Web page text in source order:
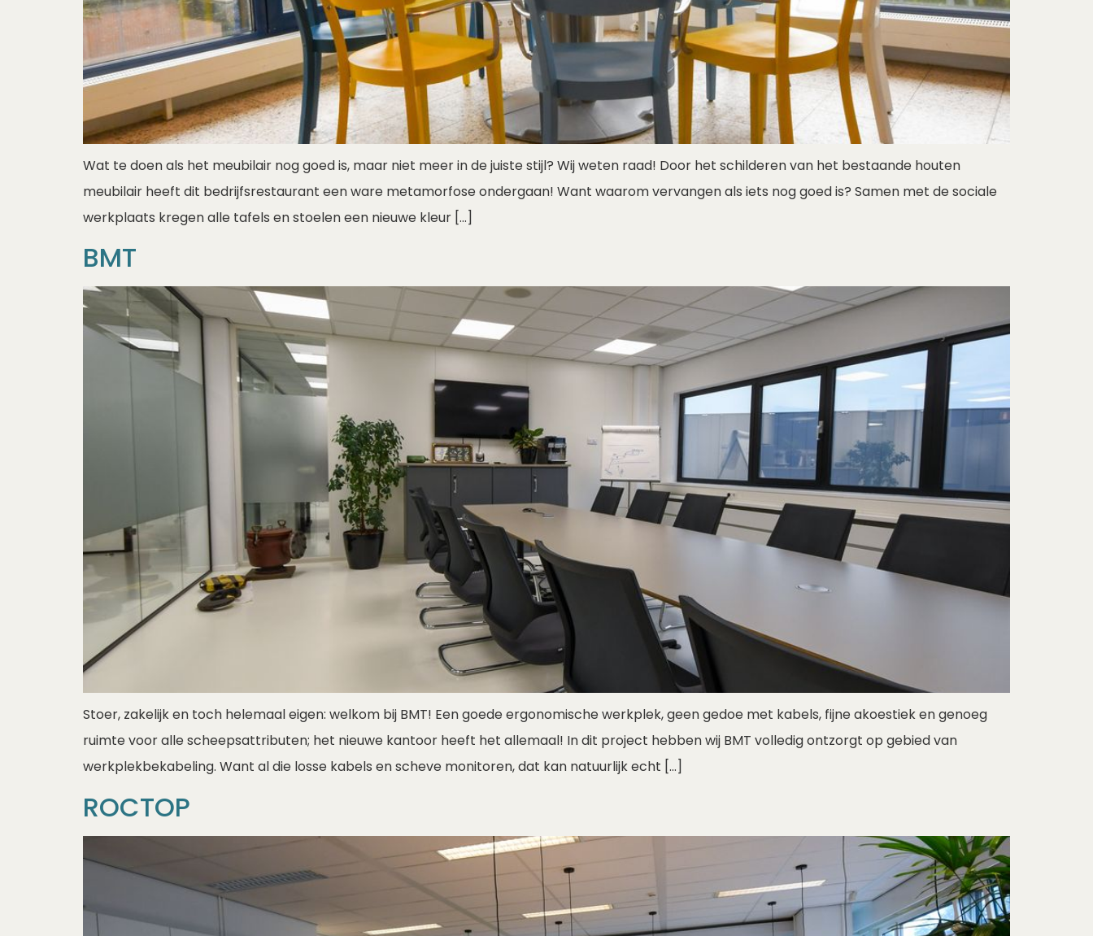
Wat te doen als het meubilair nog goed is, maar niet meer in de juiste stijl? Wij weten raad! Door het schilderen van het bestaande houten
meubilair heeft dit bedrijfsrestaurant een ware metamorfose ondergaan! Want waarom vervangen als iets nog goed is? Samen met de sociale
werkplaats kregen alle tafels en stoelen een nieuwe kleur […]
BMT
Stoer, zakelijk en toch helemaal eigen: welkom bij BMT! Een goede ergonomische werkplek, geen gedoe met kabels, fijne akoestiek en genoeg
ruimte voor alle scheepsattributen; het nieuwe kantoor heeft het allemaal! In dit project hebben wij BMT volledig ontzorgt op gebied van
werkplekbekabeling. Want al die losse kabels en scheve monitoren, dat kan natuurlijk echt […]
ROCTOP